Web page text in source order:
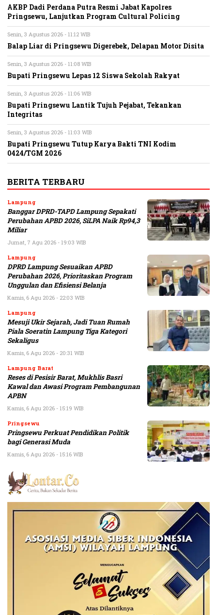
AKBP Dadi Perdana Putra Resmi Jabat Kapolres
Pringsewu, Lanjutkan Program Cultural Policing
Senin, 3 Agustus 2026 - 11:12 WIB
Balap Liar di Pringsewu Digerebek, Delapan Motor Disita
Senin, 3 Agustus 2026 - 11:08 WIB
Bupati Pringsewu Lepas 12 Siswa Sekolah Rakyat
Senin, 3 Agustus 2026 - 11:06 WIB
Bupati Pringsewu Lantik Tujuh Pejabat, Tekankan
Integritas
Senin, 3 Agustus 2026 - 11:03 WIB
Bupati Pringsewu Tutup Karya Bakti TNI Kodim
0424/TGM 2026
BERITA TERBARU
Lampung
Banggar DPRD-TAPD Lampung Sepakati
Perubahan APBD 2026, SiLPA Naik Rp94,3
Miliar
Jumat, 7 Agu 2026 - 19:03 WIB
Lampung
DPRD Lampung Sesuaikan APBD
Perubahan 2026, Prioritaskan Program
Unggulan dan Efisiensi Belanja
Kamis, 6 Agu 2026 - 22:03 WIB
Lampung
Mesuji Ukir Sejarah, Jadi Tuan Rumah
Piala Soeratin Lampung Tiga Kategori
Sekaligus
Kamis, 6 Agu 2026 - 20:31 WIB
Lampung Barat
Reses di Pesisir Barat, Mukhlis Basri
Kawal dan Awasi Program Pembangunan
APBN
Kamis, 6 Agu 2026 - 15:19 WIB
Pringsewu
Pringsewu Perkuat Pendidikan Politik
bagi Generasi Muda
Kamis, 6 Agu 2026 - 15:16 WIB